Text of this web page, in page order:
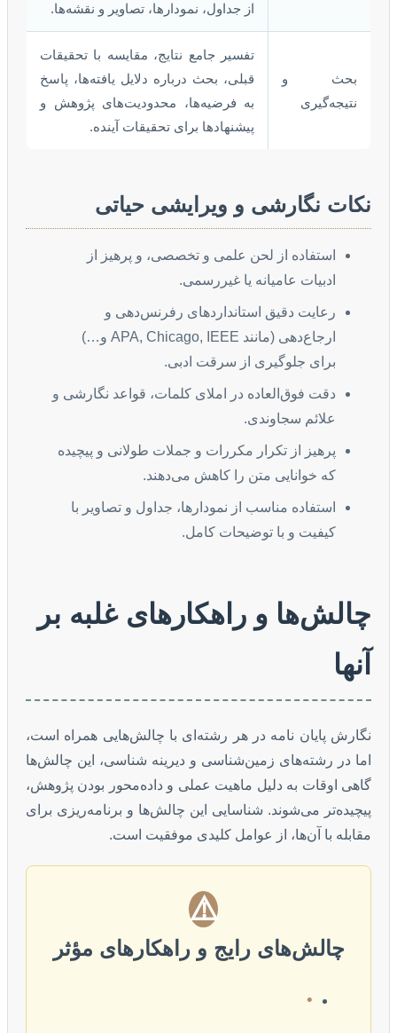
از جداول، نمودارها، تصاویر و نقشه‌ها.
بحث و
نتیجه‌گیری
تفسیر جامع نتایج، مقایسه با تحقیقات
قبلی، بحث درباره دلایل یافته‌ها، پاسخ
به فرضیه‌ها، محدودیت‌های پژوهش و
پیشنهادها برای تحقیقات آینده.
نکات نگارشی و ویرایشی حیاتی
استفاده از لحن علمی و تخصصی، و پرهیز از
ادبیات عامیانه یا غیررسمی.
رعایت دقیق استانداردهای رفرنس‌دهی و
ارجاع‌دهی (مانند APA, Chicago, IEEE و…)
برای جلوگیری از سرقت ادبی.
دقت فوق‌العاده در املای کلمات، قواعد نگارشی و
علائم سجاوندی.
پرهیز از تکرار مکررات و جملات طولانی و پیچیده
که خوانایی متن را کاهش می‌دهند.
استفاده مناسب از نمودارها، جداول و تصاویر با
کیفیت و با توضیحات کامل.
چالش‌ها و راهکارهای غلبه بر
آنها
نگارش پایان نامه در هر رشته‌ای با چالش‌هایی همراه است،
اما در رشته‌های زمین‌شناسی و دیرینه شناسی، این چالش‌ها
گاهی اوقات به دلیل ماهیت عملی و داده‌محور بودن پژوهش،
پیچیده‌تر می‌شوند. شناسایی این چالش‌ها و برنامه‌ریزی برای
مقابله با آن‌ها، از عوامل کلیدی موفقیت است.
⚠️
چالش‌های رایج و راهکارهای مؤثر
•